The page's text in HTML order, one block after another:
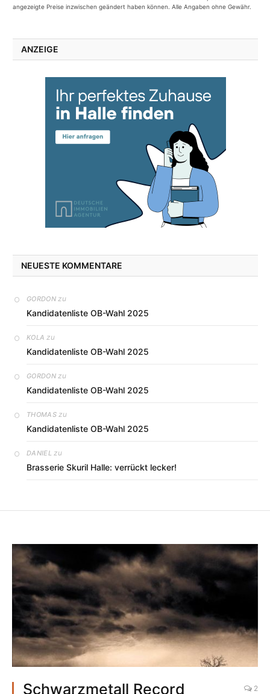
angezeigte Preise inzwischen geändert haben können. Alle Angaben ohne Gewähr.
ANZEIGE
NEUESTE KOMMENTARE
GORDONzu
Kandidatenliste OB-Wahl 2025
KOLA zu
Kandidatenliste OB-Wahl 2025
GORDONzu
Kandidatenliste OB-Wahl 2025
THOMASzu
Kandidatenliste OB-Wahl 2025
DANIEL zu
Brasserie Skuril Halle: verrückt lecker!
Schwarzmetall Record
2